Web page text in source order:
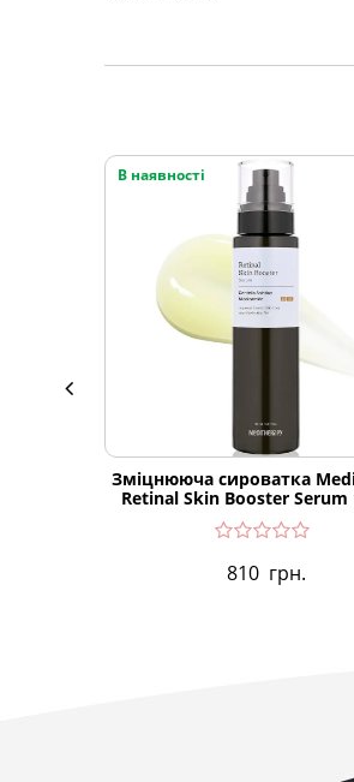
В наявності
Зміцнююча сироватка
Retinal Skin Booster Serum
810 грн.